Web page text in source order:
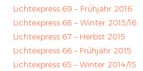
Lichtexpress 69 – Frühjahr 2016
Lichtexpress 68 – Winter 2015/16
Lichtexpress 67 – Herbst 2015
Lichtexpress 66 – Frühjahr 2015
Lichtexpress 65 – Winter 2014/15